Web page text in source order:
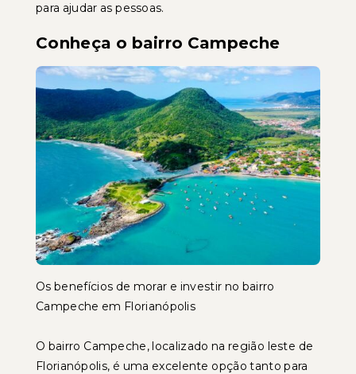
para ajudar as pessoas.
Conheça o bairro Campeche
Os benefícios de morar e investir no bairro
Campeche em Florianópolis
O bairro Campeche, localizado na região leste de
Florianópolis, é uma excelente opção tanto para